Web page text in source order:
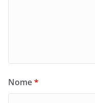
Nome*